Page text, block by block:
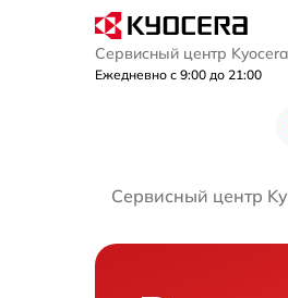
Сервисный центр Kyocera
Ежедневно с 9:00 до 21:00
Сервисный центр